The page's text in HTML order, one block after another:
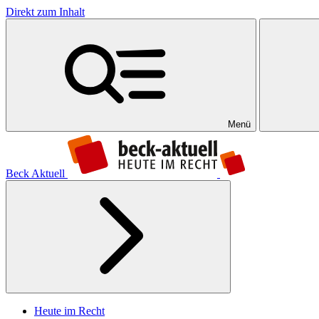
Direkt zum Inhalt
Menü
Beck Aktuell
Heute im Recht